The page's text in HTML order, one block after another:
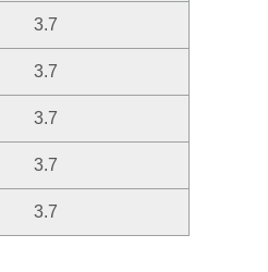
3.7
3.7
3.7
3.7
3.7